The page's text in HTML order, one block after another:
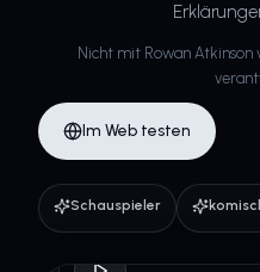
Nicht mit Rowan Atkinson
Im Web testen
Schauspieler